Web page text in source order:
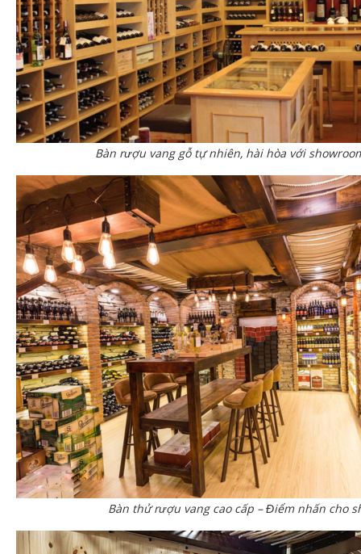
Bàn rượu vang gỗ tự nhiên, hài hòa với
Bàn thử rượu vang cao cấp – Điểm nhấn cho